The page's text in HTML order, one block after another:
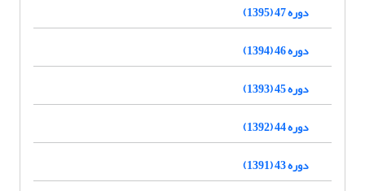
دوره 47 (1395)
دوره 46 (1394)
دوره 45 (1393)
دوره 44 (1392)
دوره 43 (1391)